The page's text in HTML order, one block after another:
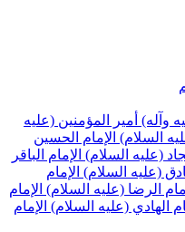
(عليه
الحسين
الإمام الباقر
الإمام
السلام) الإمام
السلام) الإمام